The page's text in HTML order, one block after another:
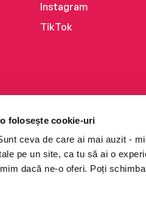
folosește cookie-uri
ceva de care ai mai auzit -
pe un site, ca tu să ai o
dacă ne-o oferi. Poți
Instagram
TikTok